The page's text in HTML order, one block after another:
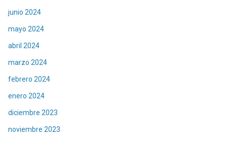
junio 2024
mayo 2024
abril 2024
marzo 2024
febrero 2024
enero 2024
diciembre 2023
noviembre 2023